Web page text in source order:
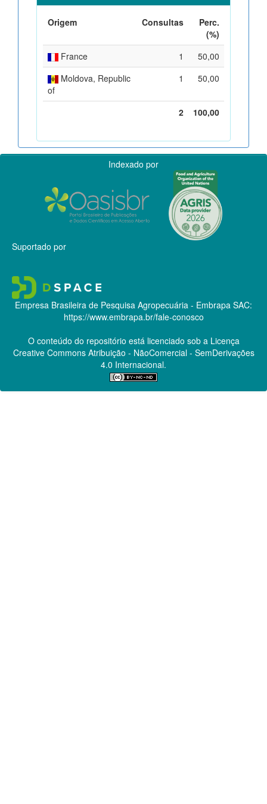
Origem Consultas
Perc.
(%)
France
1
50,00
Moldova, Republic
of
1 50,00
2 100,00
Indexado por
Suportado por
Empresa Brasileira de Pesquisa Agropecuária - Embrapa SAC:
https://www.embrapa.br/fale-conosco
O conteúdo do repositório está licenciado sob a Licença
Creative CommonsAtribuição - NãoComercial - SemDerivações
4.0 Internacional.